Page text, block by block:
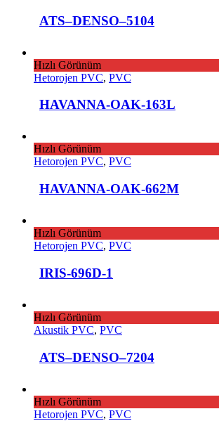
ATS–DENSO–5104
Hızlı Görünüm
Hetorojen PVC, PVC
HAVANNA-OAK-163L
Hızlı Görünüm
Hetorojen PVC, PVC
HAVANNA-OAK-662M
Hızlı Görünüm
Hetorojen PVC, PVC
IRIS-696D-1
Hızlı Görünüm
Akustik PVC, PVC
ATS–DENSO–7204
Hızlı Görünüm
Hetorojen PVC, PVC